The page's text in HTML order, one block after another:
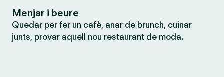
Menjar i beure
Quedar per fer un cafè, anar de brunch, cuinar
junts, provar aquell nou restaurant de moda.